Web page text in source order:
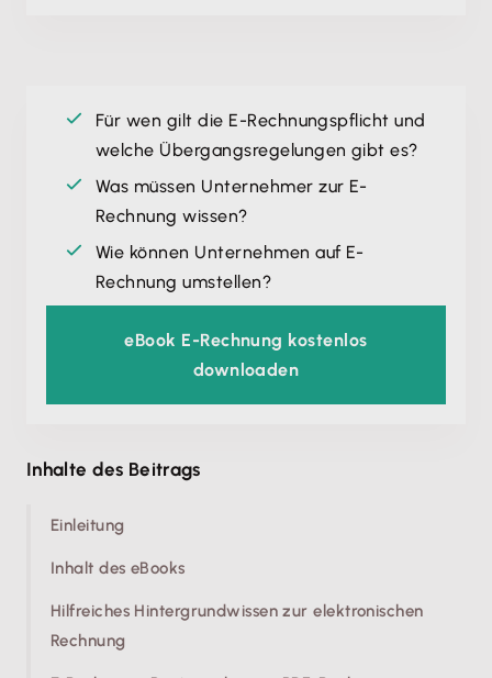
Für wen gilt die E-Rechnungspflicht und
welche Übergangsregelungen gibt es?
Was müssen Unternehmer zur E-
Rechnung wissen?
Wie können Unternehmen auf E-
Rechnung umstellen?
eBook E-Rechnung kostenlos
downloaden
Inhalte des Beitrags
Einleitung
Inhalt des eBooks
Hilfreiches Hintergrundwissen zur elektronischen
Rechnung